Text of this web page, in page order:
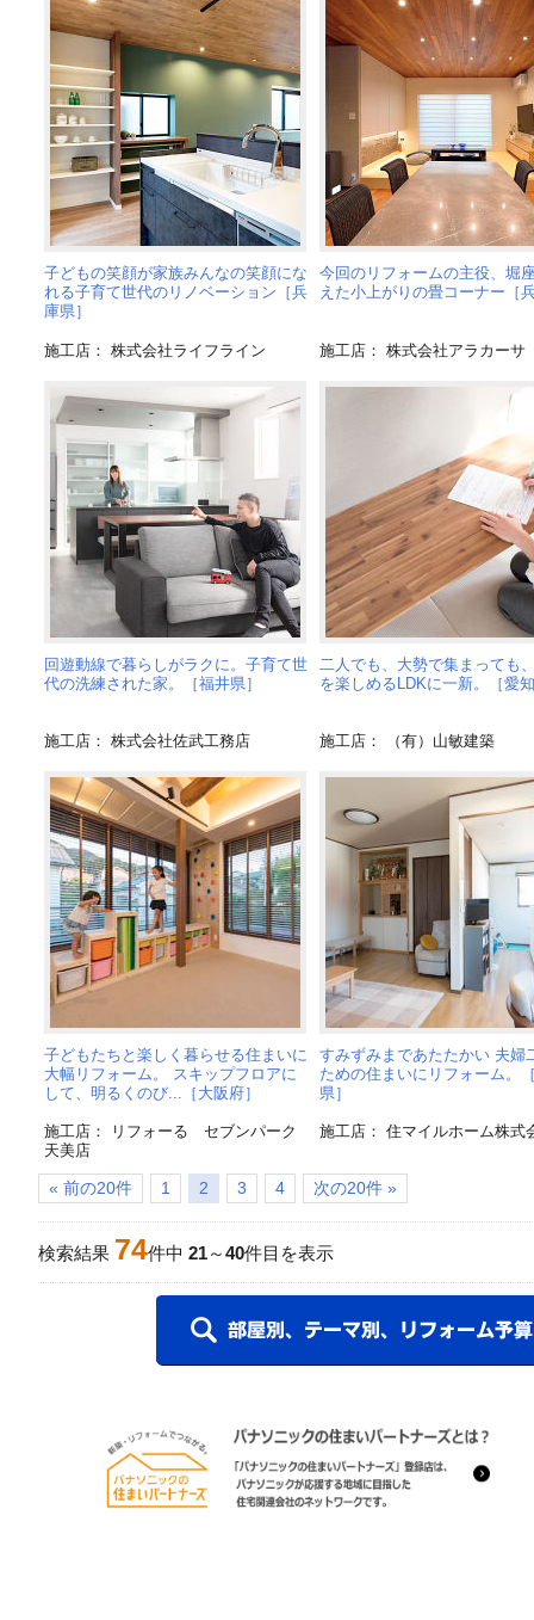
子どもの笑顔が家族みんなの笑顔にな
れる子育て世代のリノベーション［兵
庫県］
施工店： 株式会社ライフライン
今回のリフォームの主役、堀
えた小上がりの畳コーナー［
施工店： 株式会社アラカーサ
回遊動線で暮らしがラクに。子育て世
代の洗練された家。［福井県］
施工店： 株式会社佐武工務店
二人でも、大勢で集まっても
を楽しめるLDKに一新。［愛
施工店： （有）山敏建築
子どもたちと楽しく暮らせる住まいに
大幅リフォーム。 スキップフロアに
して、明るくのび...［大阪府］
施工店： リフォーる セブンパーク
天美店
すみずみまであたたかい 夫婦
ための住まいにリフォーム。
県］
施工店： 住マイルホーム株式
« 前の20件 1 2 3 4 次の20件 »
検索結果 74件中 21～40件目を表示